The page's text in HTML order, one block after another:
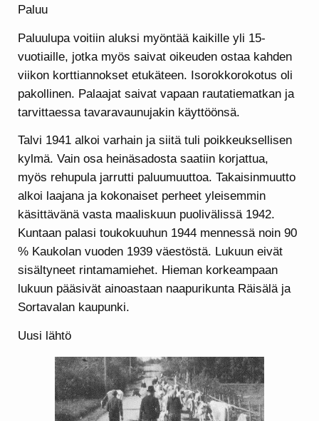
Paluu
Paluulupa voitiin aluksi myöntää kaikille yli 15-
vuotiaille, jotka myös saivat oikeuden ostaa kahden
viikon korttiannokset etukäteen. Isorokkorokotus oli
pakollinen. Palaajat saivat vapaan rautatiematkan ja
tarvittaessa tavaravaunujakin käyttöönsä.
Talvi 1941 alkoi varhain ja siitä tuli poikkeuksellisen
kylmä. Vain osa heinäsadosta saatiin korjattua,
myös rehupula jarrutti paluumuuttoa. Takaisinmuutto
alkoi laajana ja kokonaiset perheet yleisemmin
käsittävänä vasta maaliskuun puolivälissä 1942.
Kuntaan palasi toukokuuhun 1944 mennessä noin 90
% Kaukolan vuoden 1939 väestöstä. Lukuun eivät
sisältyneet rintamamiehet. Hieman korkeampaan
lukuun pääsivät ainoastaan naapurikunta Räisälä ja
Sortavalan kaupunki.
Uusi lähtö